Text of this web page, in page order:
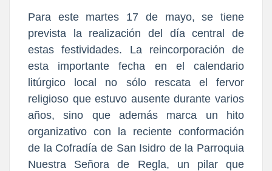
​Para este martes 17 de mayo, se tiene
prevista la realización del día central de
estas festividades. La reincorporación de
esta importante fecha en el calendario
litúrgico local no sólo rescata el fervor
religioso que estuvo ausente durante varios
años, sino que además marca un hito
organizativo con la reciente conformación
de la Cofradía de San Isidro de la Parroquia
Nuestra Señora de Regla, un pilar que